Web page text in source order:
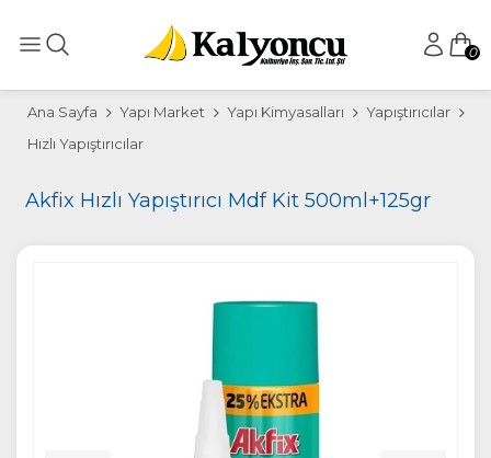
0
Ana Sayfa Yapı Market Yapı Kimyasalları
Yapıştırıcılar
Hızlı Yapıştırıcılar
Akfix Hızlı Yapıştırıcı Mdf Kit 500ml+125gr